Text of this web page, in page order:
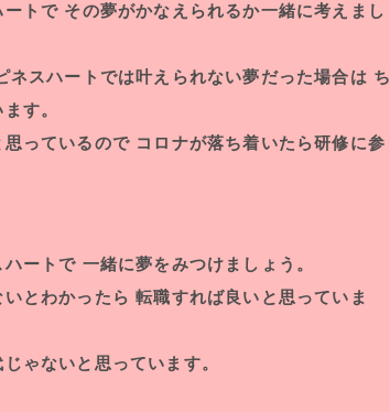
トで その夢がかなえられるか一緒に考えまし
スハートでは叶えられない夢だった場合は ち
す。
っているので コロナが落ち着いたら研修に参
ートで 一緒に夢をみつけましょう。
とわかったら 転職すれば良いと思っていま
ゃないと思っています。